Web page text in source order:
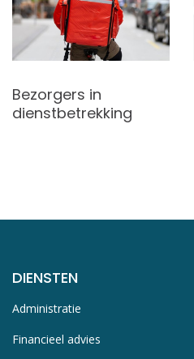
Bezorgers in
dienstbetrekking
DIENSTEN
Administratie
Financieel advies